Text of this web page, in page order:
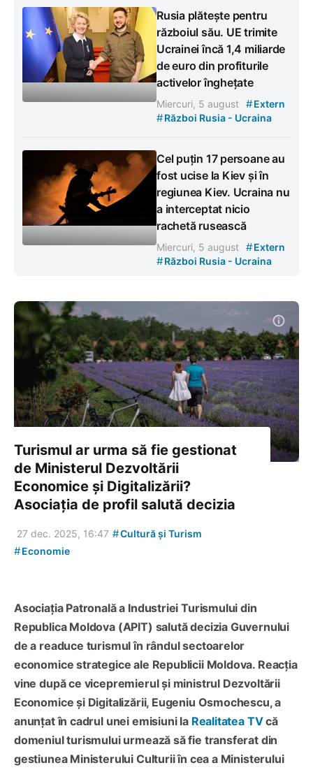
Rusia plătește pentru
războiul său. UE trimite
Ucrainei încă 1,4 miliarde
de euro din profiturile
activelor înghețate
Miercuri, 5 august #Extern
#Război Rusia - Ucraina
Cel puțin 17 persoane au
fost ucise la Kiev și în
regiunea Kiev. Ucraina nu
a interceptat nicio
rachetă rusească
Miercuri, 5 august #Extern
#Război Rusia - Ucraina
Turismul ar urma să fie gestionat
de Ministerul Dezvoltării
Economice și Digitalizării?
Asociația de profil salută decizia
27 dec. 2025, 16:47 #Cultură și Turism
#Economie
Asociația Patronală a Industriei Turismului din
Republica Moldova (APIT) salută decizia Guvernului
de a readuce turismul în rândul sectoarelor
economice strategice ale Republicii Moldova. Reacția
vine după ce vicepremierul și ministrul Dezvoltării
Economice și Digitalizării, Eugeniu Osmochescu, a
anunțat în cadrul unei emisiuni la Realitatea TVcă
domeniul turismului urmează să fie transferat din
gestiunea Ministerului Culturii în cea a Ministerului